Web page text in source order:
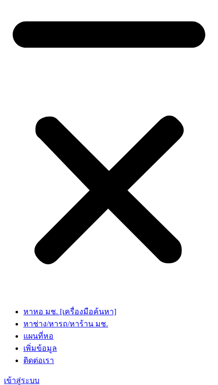
หาหอ มช. [เครื่องมือค้นหา]
หาช่าง/หารถ/หาร้าน มช.
แผนที่หอ
เพิ่มข้อมูล
ติดต่อเรา
เข้าสู่ระบบ